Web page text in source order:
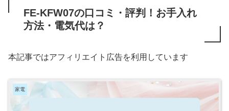
FE-KFW07の口コミ・評判！お手入れ
方法・電気代は？
本記事ではアフィリエイト広告を利用しています
家電